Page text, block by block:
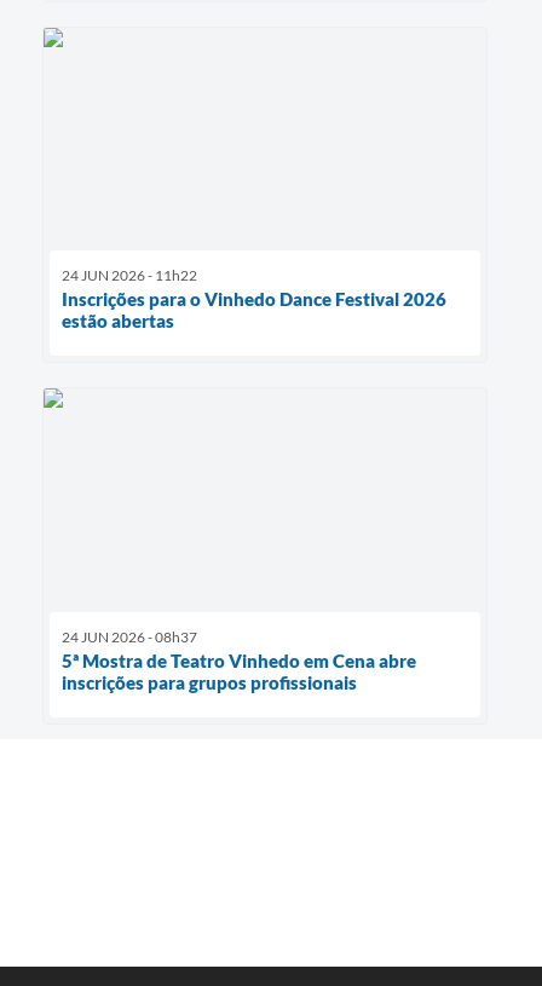
24 JUN 2026 - 11h22
Inscrições para o Vinhedo Dance Festival 2026
estão abertas
24 JUN 2026 - 08h37
5ª Mostra de Teatro Vinhedo em Cena abre
inscrições para grupos profissionais